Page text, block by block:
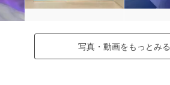
写真・動画をもっとみる